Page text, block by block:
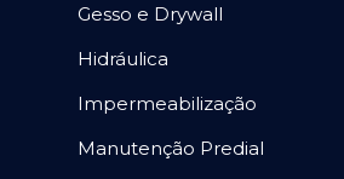
Gesso e Drywall
Hidráulica
Impermeabilização
Manutenção Predial